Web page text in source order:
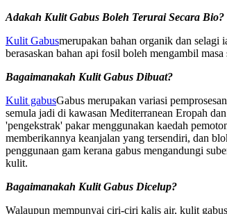
Adakah Kulit Gabus Boleh Terurai Secara Bio?
Kulit Gabusmerupakan bahan organik dan selagi
berasaskan bahan api fosil boleh mengambil
Bagaimanakah Kulit Gabus Dibuat?
Kulit gabusGabus merupakan variasi
semula jadi di kawasan Mediterranean Eropah
'pengekstrak' pakar menggunakan kaedah
memberikannya keanjalan yang tersendiri, dan
penggunaan gam kerana gabus mengandungi
kulit.
Bagaimanakah Kulit Gabus Dicelup?
Walaupun mempunyai ciri-ciri kalis air, kulit